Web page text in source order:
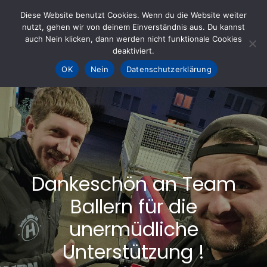
content
KOHLE fürs AHRTAL e.V.
– Helfen hilft
Dankeschön an Team
Ballern für die
unermüdliche
Unterstützung !
Diese Website benutzt Cookies. Wenn du die Website weiter
nutzt, gehen wir von deinem Einverständnis aus. Du kannst
auch Nein klicken, dann werden nicht funktionale Cookies
deaktiviert.
OK
Nein Datenschutzerklärung